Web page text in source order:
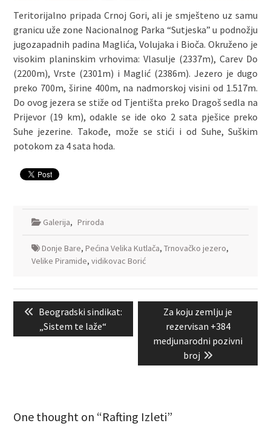
Teritorijalno pripada Crnoj Gori, ali je smješteno uz samu
granicu uže zone Nacionalnog Parka “Sutjeska” u podnožju
jugozapadnih padina Maglića, Volujaka i Bioča. Okruženo je
visokim planinskim vrhovima: Vlasulje (2337m), Carev Do
(2200m), Vrste (2301m) i Maglić (2386m). Jezero je dugo
preko 700m, širine 400m, na nadmorskoj visini od 1.517m.
Do ovog jezera se stiže od Tjentišta preko Dragoš sedla na
Prijevor (19 km), odakle se ide oko 2 sata pješice preko
Suhe jezerine. Takođe, može se stići i od Suhe, Suškim
potokom za 4 sata hoda.
Galerija, Priroda
Donje Bare, Pećina Velika Kutlača, Trnovačko jezero,
Velike Piramide, vidikovac Borić
člankaPrevious
post:
Beogradski sindikat:
„Sistem te laže“
Next
post:
Za koju zemlju je
rezervisan +384
medjunarodni pozivni
broj
One thought on “Rafting Izleti”